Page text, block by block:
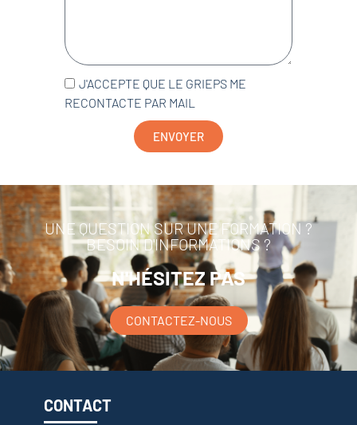
J'ACCEPTE QUE LE GRIEPS ME
RECONTACTE PAR MAIL
ENVOYER
UNE QUESTION SUR UNE FORMATION ?
BESOIN D'INFORMATIONS ?
N'HÉSITEZ PAS
CONTACTEZ-NOUS
CONTACT